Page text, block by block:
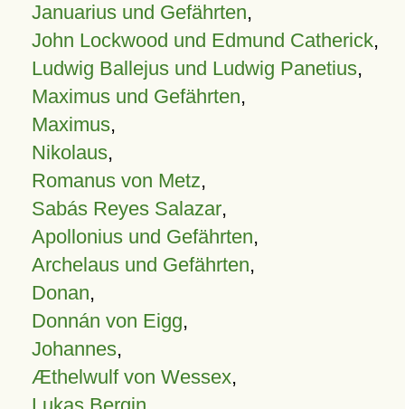
Januarius und Gefährten,
John Lockwood und Edmund Catherick,
Ludwig Ballejus und Ludwig Panetius,
Maximus und Gefährten,
Maximus,
Nikolaus,
Romanus von Metz,
Sabás Reyes Salazar,
Apollonius und Gefährten,
Archelaus und Gefährten,
Donan,
Donnán von Eigg,
Johannes,
Æthelwulf von Wessex,